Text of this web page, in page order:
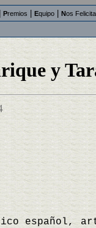
Premios Equipo Nos
y
español,